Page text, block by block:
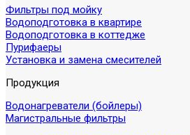
Фильтры под мойку
Водоподготовка в квартире
Водоподготовка в коттедже
Пурифаеры
Установка и замена смесителей
Продукция
Водонагреватели (бойлеры)
Магистральные фильтры